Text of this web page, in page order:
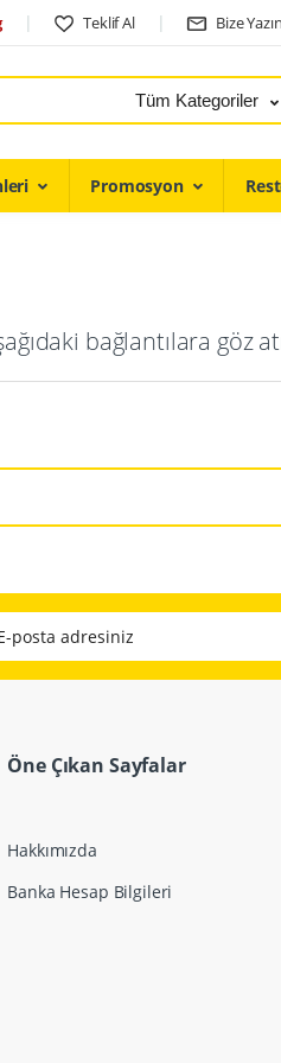
Teklif Al Bize Yazın
Tüm Kategoriler
Promosyon
bağlantılara göz
adresiniz
Öne Çıkan Sayfalar
Hakkımızda
Banka Hesap Bilgileri